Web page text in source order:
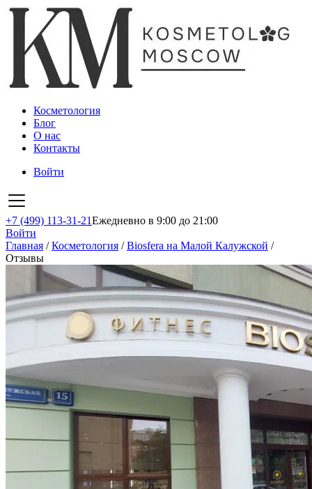
Косметология
Блог
О нас
Контакты
Войти
+7 (499) 113-31-21Ежедневно в 9:00 до 21:00
Войти
Главная /Косметология /Biosfera на Малой Калужской /
Отзывы